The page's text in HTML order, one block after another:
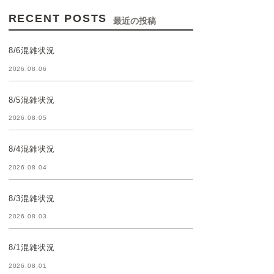
RECENT POSTS 最近の投稿
8/6混雑状況
2026.08.06
8/5混雑状況
2026.08.05
8/4混雑状況
2026.08.04
8/3混雑状況
2026.08.03
8/1混雑状況
2026.08.01